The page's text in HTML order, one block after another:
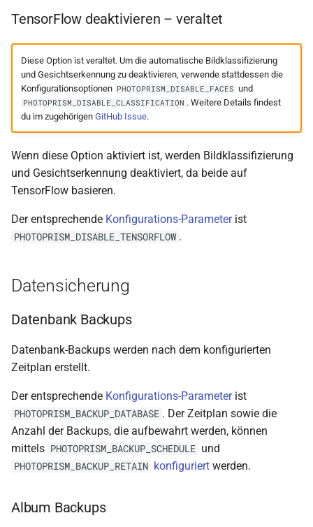
TensorFlow deaktivieren – veraltet
Diese Option ist veraltet. Um die automatische Bildklassifizierung
und Gesichtserkennung zu deaktivieren, verwende stattdessen die
Konfigurationsoptionen PHOTOPRISM_DISABLE_FACES und
PHOTOPRISM_DISABLE_CLASSIFICATION . Weitere Details findest
du im zugehörigen GitHub Issue.
Wenn diese Option aktiviert ist, werden Bildklassifizierung
und Gesichtserkennung deaktiviert, da beide auf
TensorFlow basieren.
Der entsprechende Konfigurations-Parameterist
PHOTOPRISM_DISABLE_TENSORFLOW .
Datensicherung
Datenbank Backups
Datenbank-Backups werden nach dem konfigurierten
Zeitplan erstellt.
Der entsprechende Konfigurations-Parameterist
PHOTOPRISM_BACKUP_DATABASE . Der Zeitplan sowie die
Anzahl der Backups, die aufbewahrt werden, können
mittels PHOTOPRISM_BACKUP_SCHEDULE und
PHOTOPRISM_BACKUP_RETAIN konfiguriert werden.
Album Backups